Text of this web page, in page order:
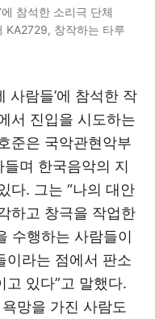
참석한 소리극 단체
KA2729, 창작하는 타루
사람들’에 참석한 작
서 진입을 시도하는
준은 국악관현악부
며 한국음악의 지
다. 그는 “나의 대안
하고 창극을 작업한
수행하는 사람들이
이라는 점에서 판소
있다”고 말했다.
망을 가진 사람도